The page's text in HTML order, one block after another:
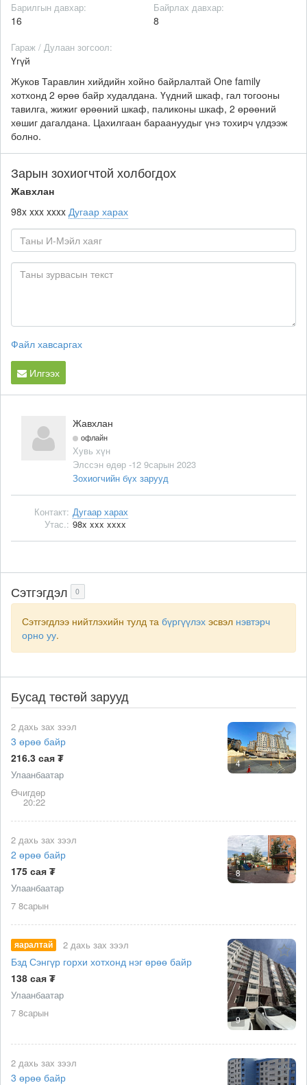
Барилгын давхар:
16
Байрлах давхар:
8
Гараж / Дулаан зогсоол:
Үгүй
Жуков Таравлин хийдийн хойно байрлалтай One family
хотхонд 2 өрөө байр худалдана. Үүдний шкаф, гал тогооны
тавилга, жижиг өрөөний шкаф, паликоны шкаф, 2 өрөөний
хөшиг дагалдана. Цахилгаан бараануудыг үнэ тохирч үлдээж
болно.
Зарын зохиогчтой холбогдох
Жавхлан
98x xxx xxxx Дугаар харах
Файл хавсаргах
Илгээх
Жавхлан
офлайн
Хувь хүн
Элссэн өдөр -12 9сарын 2023
Зохиогчийн бүх зарууд
Контакт: Дугаар харах
Утас.: 98x xxx xxxx
Сэтгэгдэл 0
Сэтгэгдлээ нийтлэхийн тулд та бүргүүлэх эсвэл нэвтэрч
орно уу.
Бусад төстөй зарууд
4
2 дахь зах зээл
3 өрөө байр
216.3 сая ₮
Улаанбаатар
Өчигдөр
20:22
8
2 дахь зах зээл
2 өрөө байр
175 сая ₮
Улаанбаатар
7 8сарын
9
яаралтай 2 дахь зах зээл
Бзд Сэнгүр горхи хотхонд нэг өрөө байр
138 сая ₮
Улаанбаатар
7 8сарын
2 дахь зах зээл
3 өрөө байр